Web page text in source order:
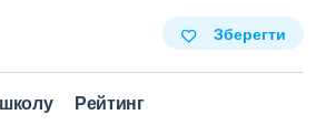
Зберегти
Рейтинг